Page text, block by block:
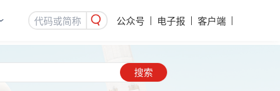
公众号 电子报 客户端
搜索